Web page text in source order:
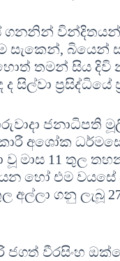
ගනනින්
සැකෙන්, බියෙන්
තමන් සිය දිවි
සිල්වා ප්‍රසිද්ධියේ
ජනාධිපති
අශෝක
මාස 11 තුල
යන හෝ එම
අල්ලා ගනු ලැබූ
ජගත් වීරසිංහ